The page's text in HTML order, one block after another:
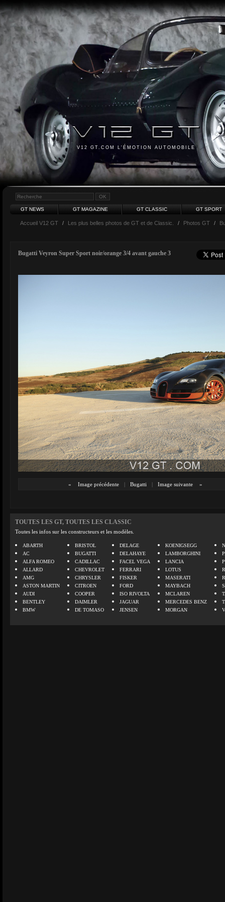
V12 GT.COM L'ÉMOTION AUTOMOBILE
GT NEWS GT MAGAZINE GT CLASSIC GT SPORT
Accueil V12 GT / Les plus belles photos de GT et de Classic. / Photos GT /
Bugatti Veyron Super Sport noir/orange 3/4 avant gauche 3
« Image précédente | Bugatti | Image suivante »
TOUTES LES GT, TOUTES LES CLASSIC
Toutes les infos sur les constructeurs et les modèles.
ABARTH
AC
ALFA ROMEO
ALLARD
AMG
ASTON MARTIN
AUDI
BENTLEY
BMW
BRISTOL
BUGATTI
CADILLAC
CHEVROLET
CHRYSLER
CITROEN
COOPER
DAIMLER
DE TOMASO
DELAGE
DELAHAYE
FACEL VEGA
FERRARI
FISKER
FORD
ISO RIVOLTA
JAGUAR
JENSEN
KOENIGSEGG
LAMBORGHINI
LANCIA
LOTUS
MASERATI
MAYBACH
MCLAREN
MERCEDES BENZ
MORGAN